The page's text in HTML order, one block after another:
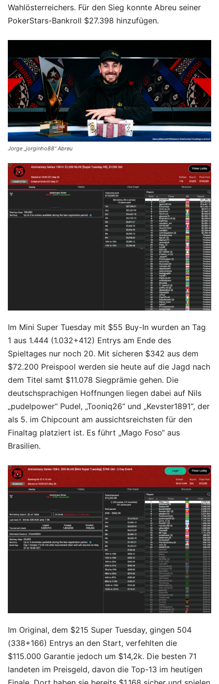
Wahlösterreichers. Für den Sieg konnte Abreu seiner
PokerStars-Bankroll $27.398 hinzufügen.
Jorge „jorginho88“ Abreu
Im Mini Super Tuesday mit $55 Buy-In wurden an Tag
1 aus 1.444 (1.032+412) Entrys am Ende des
Spieltages nur noch 20. Mit sicheren $342 aus dem
$72.200 Preispool werden sie heute auf die Jagd nach
dem Titel samt $11.078 Siegprämie gehen. Die
deutschsprachigen Hoffnungen liegen dabei auf Nils
„pudelpower“ Pudel, „Tooniq26“ und „Kevster1891“, der
als 5. im Chipcount am aussichtsreichsten für den
Finaltag platziert ist. Es führt „Mago Foso“ aus
Brasilien.
Im Original, dem $215 Super Tuesday, gingen 504
(338+166) Entrys an den Start, verfehlten die
$115.000 Garantie jedoch um $14,2k. Die besten 71
landeten im Preisgeld, davon die Top-13 im heutigen